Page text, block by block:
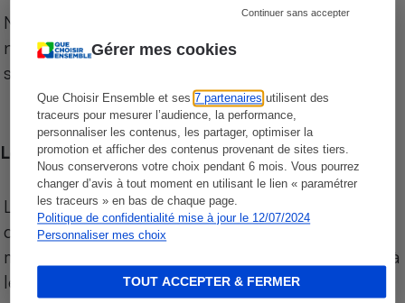
Gérer mes cookies
Que Choisir Ensemble et ses7 partenaires utilisent des
traceurs pour mesurer l’audience, la performance,
personnaliser les contenus, les partager, optimiser la
promotion et afficher des contenus provenant de sites tiers.
Nous conserverons votre choix pendant 6 mois. Vous pourrez
changer d’avis à tout moment en utilisant le lien « paramétrer
les traceurs » en bas de chaque page.
Politique de confidentialité mise à jour le 12/07/2024
Personnaliser mes choix
Continuer sans accepter
TOUT ACCEPTER & FERMER
Notre comparateur de supermarchés propose le
niveau de prix des supermarchés, géolocalisés
sur le territoire français.
Les comparaisons de prix
Les comparaisons sont réalisées sur l’ensemble
des produits des magasins. Les produits de
marques de distributeurs (MDD) sont comparés à
leurs équivalents chez leurs concurrents.